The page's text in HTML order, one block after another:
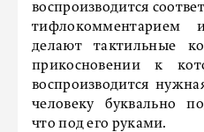
воспроизводится
тифлокомментарием
делают тактильные
прикосновении к
воспроизводится
человеку буквально
что под его руками.